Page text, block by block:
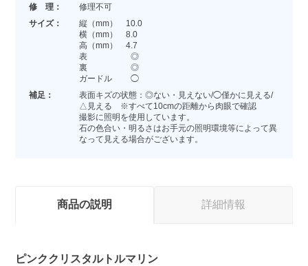
修 理：
修理不可
サイズ：
縦（mm） 10.0
横（mm） 8.0
高（mm） 4.7
表 ◎
裏 ◎
ガードル ◯
補足：
表面キズの状態：◎ない・見えない/◯僅かに見える/
△見える ※すべて10cmの距離から肉眼で確認
撮影に照明を使用しています。
石の色合い・明るさはお手元の照明環境等によって異
なって見える場合がございます。
商品の説明 詳細情報
ピンククリスタルトルマリン